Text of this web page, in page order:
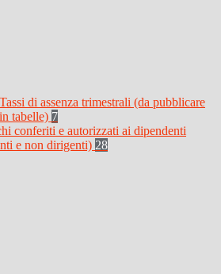
Tassi di assenza trimestrali (da pubblicare
in tabelle) 7
conferiti e autorizzati ai dipendenti
e non dirigenti) 28